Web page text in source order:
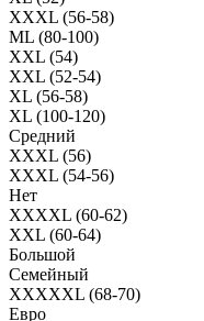
XXXL (56-58)
ML (80-100)
XXL (54)
XXL (52-54)
XL (56-58)
XL (100-120)
Средний
XXXL (56)
XXXL (54-56)
Нет
XXXXL (60-62)
XXL (60-64)
Большой
Семейный
XXXXXL (68-70)
Евро